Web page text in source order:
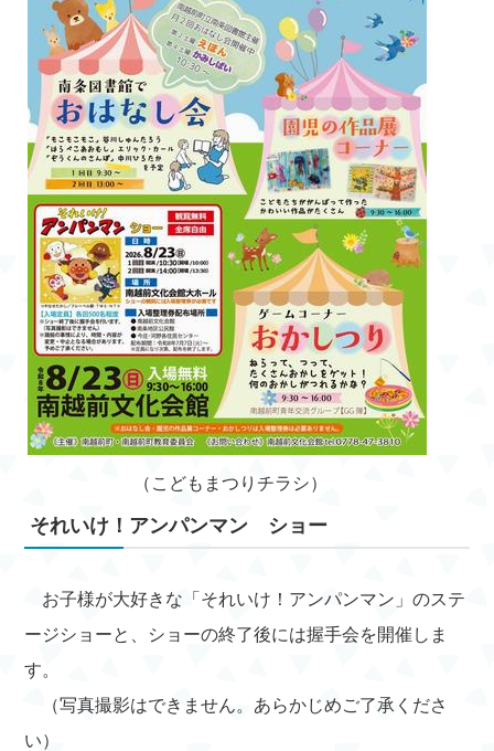
（こどもまつりチラシ）
それいけ！アンパンマン ショー
お子様が大好きな「それいけ！アンパンマン」のステ
ージショーと、ショーの終了後には握手会を開催しま
す。
（写真撮影はできません。あらかじめご了承くださ
い）